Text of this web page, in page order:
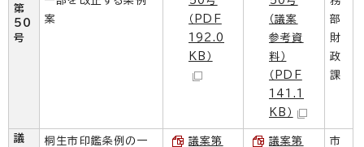
第
50
号
案
（PDF
192.0
KB）
（議案
参考資
料）
（PDF
141.1
KB）
部
財
政
課
議
桐生市印鑑条例の一
議案第
議案第
市